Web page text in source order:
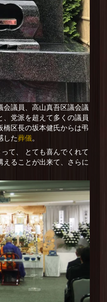
会議員、高山真吾区議会議
、党派を超えて多くの議員
橋区長の坂本健氏からは弔
した葬儀。
て、 とても喜んでくれて
えることが出来て、さらに